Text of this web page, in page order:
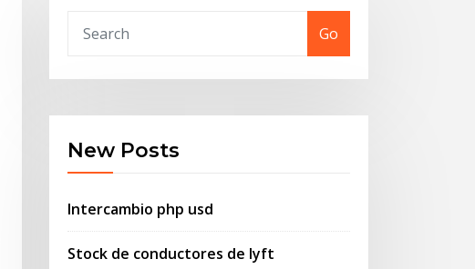
Go
New Posts
Intercambio php usd
Stock de conductores de lyft